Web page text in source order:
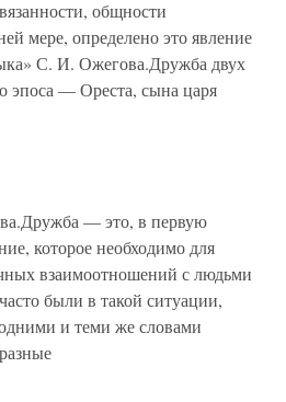
общности
мере, определено это явление
С. И. Ожегова.Дружба двух
эпоса — Ореста, сына царя
— это, в первую
которое необходимо для
взаимоотношений с людьми
были в такой ситуации,
и теми же словами